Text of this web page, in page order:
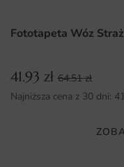
materiałowi, nie ma
Dlaczego warto
Unikalny design, który
Wysoka jakość druku
Fototapeta Wóz
41.93 zł 64.51zł
Najniższa cena z 30 dni: